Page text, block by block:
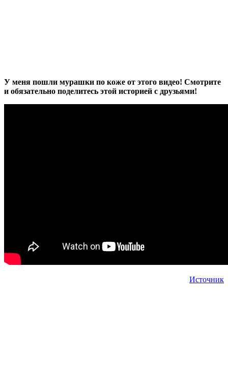
У меня пошли мурашки по коже от этого видео! Смотрите
и обязательно поделитесь этой историей с друзьями!
Источник